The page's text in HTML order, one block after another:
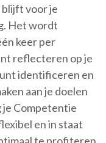
voor je
Het wordt
keer per
reflecteren op je
identificeren en
aan je doelen
je Competentie
en in staat